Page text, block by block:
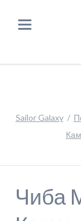
Sailor Galaxy
Чиба